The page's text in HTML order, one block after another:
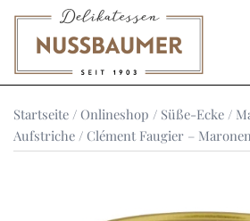
Inhalt
springen
Startseite / Onlineshop / Süße-Ecke /
Aufstriche / Clément Faugier –